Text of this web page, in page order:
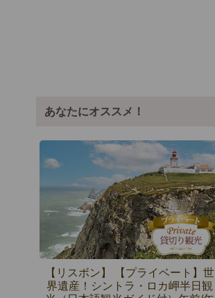
あなたにオススメ！
【リスボン】 【プライベート】世
界遺産！シントラ・ロカ岬半日観